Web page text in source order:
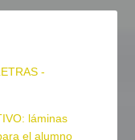
-
láminas
el alumno